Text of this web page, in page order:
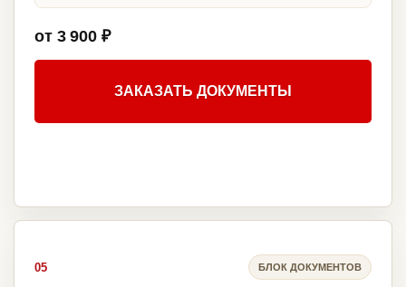
от 3 900 ₽
ЗАКАЗАТЬ ДОКУМЕНТЫ
05 БЛОК ДОКУМЕНТОВ